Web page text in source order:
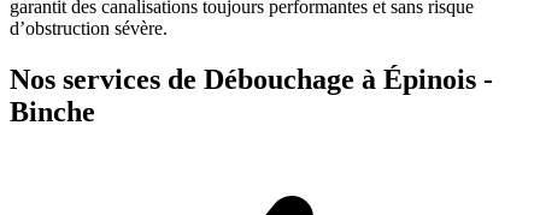
garantit des canalisations toujours performantes et sans risque
d’obstruction sévère.
Nos services de Débouchage à Épinois -
Binche